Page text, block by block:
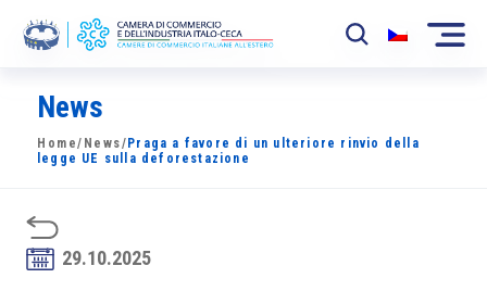
La Camera
News
Sviluppo Mercato
News
Home/ News/ Praga a favore di un ulteriore rinvio della
legge UE sulla deforestazione
29.10.2025